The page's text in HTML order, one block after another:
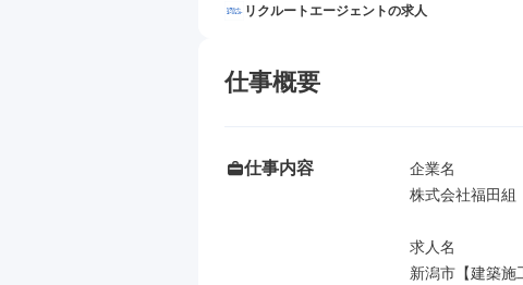
リクルートエージェントの求人
仕事概要
仕事内容
企業名
株式会社福田組
求人名
新潟市【建築施